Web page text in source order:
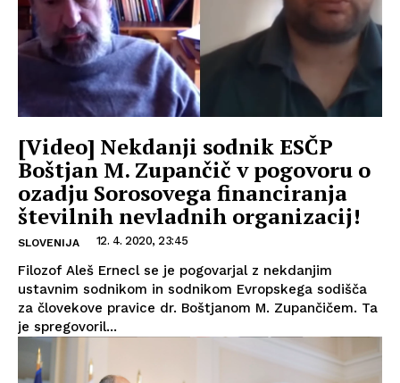
[Video] Nekdanji sodnik ESČP
Boštjan M. Zupančič v pogovoru o
ozadju Sorosovega financiranja
številnih nevladnih organizacij!
SLOVENIJA 12. 4. 2020, 23:45
Filozof Aleš Ernecl se je pogovarjal z nekdanjim
ustavnim sodnikom in sodnikom Evropskega sodišča
za človekove pravice dr. Boštjanom M. Zupančičem. Ta
je spregovoril...